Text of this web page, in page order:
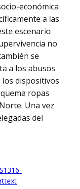
económica
a las
escenario
no
se
a los abusos
los dispositivos
ropas
Una vez
del